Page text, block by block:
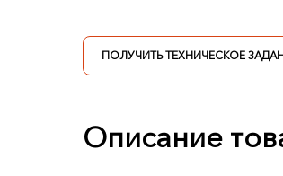
ПОЛУЧИТЬ ТЕХНИЧЕСКОЕ
Описание